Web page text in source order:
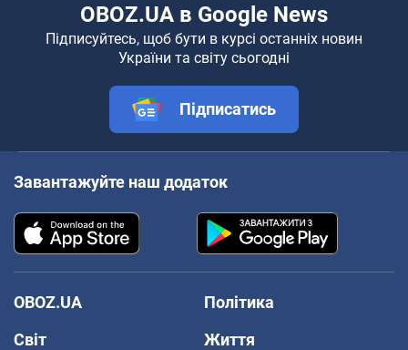
OBOZ.UA в Google News
Підписуйтесь, щоб бути в курсі останніх новин
України та світу сьогодні
Підписатись
Завантажуйте наш додаток
OBOZ.UA
Політика
Світ
Життя